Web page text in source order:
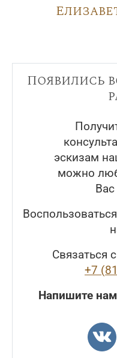
Появились
эскизам
можно
Связаться
+7
Напишите